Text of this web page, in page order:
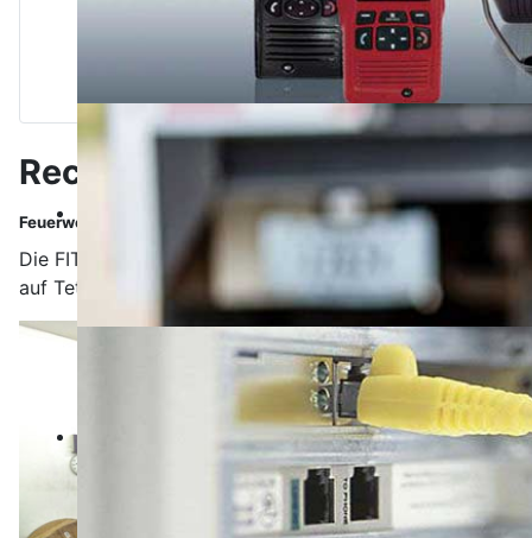
Recent activities in 2017
Feuerwehr Köln
Die FIT GmbH hat im November mit der Umrüstung
auf Tetra begonnen.